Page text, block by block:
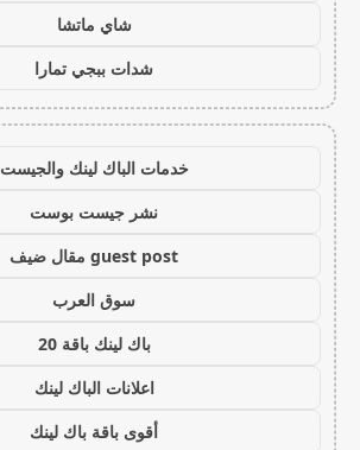
شاي ماتشا
شدات ببجي تمارا
خدمات الباك لينك والجيست
نشر جيست بوست
guest post مقال ضيف
سوق العرب
باك لينك باقة 20
اعلانات الباك لينك
أقوى باقة باك لينك